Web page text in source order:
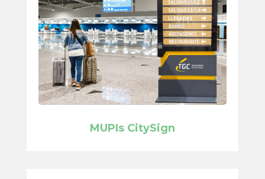
MUPIs CitySign